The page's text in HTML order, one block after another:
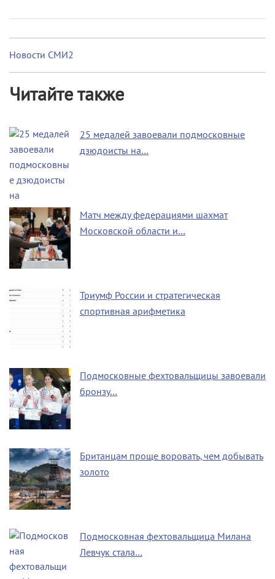
Новости СМИ2
Читайте также
25 медалей завоевали подмосковные
дзюдоисты на…
Матч между федерациями шахмат
Московской области и…
Триумф России и стратегическая
спортивная арифметика
Подмосковные фехтовальщицы завоевали
бронзу…
Британцам проще воровать, чем добывать
золото
Подмосковная фехтовальщица Милана
Левчук стала…